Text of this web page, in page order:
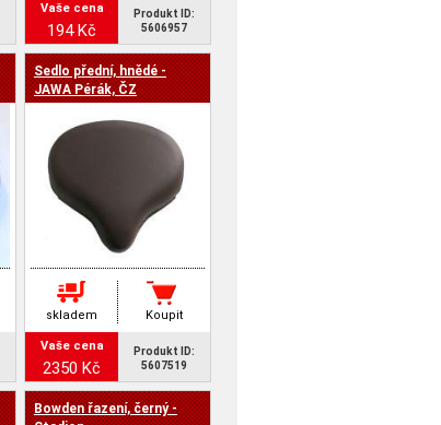
Vaše cena
194 Kč
Produkt ID:
5606957
Sedlo přední, hnědé -
JAWA Pérák, ČZ
skladem Koupit
Vaše cena
2350 Kč
Produkt ID:
5607519
Bowden řazení, černý -